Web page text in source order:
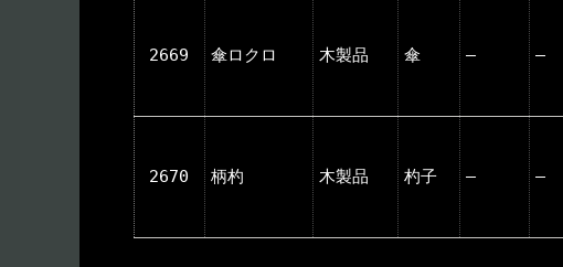
2669 傘ロクロ 木製品 傘 ― ―
2670 柄杓 木製品 杓子 ― ―